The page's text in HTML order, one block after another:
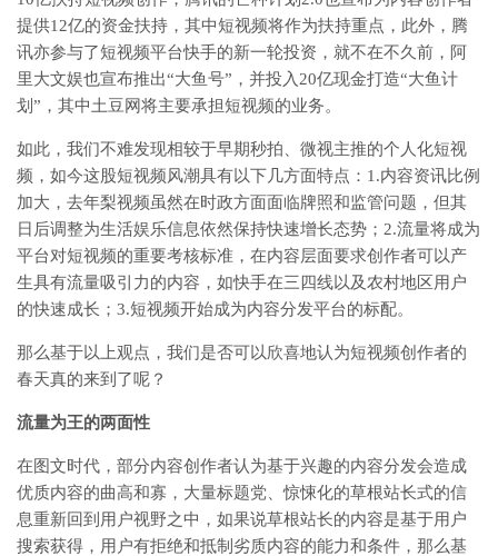
提供12亿的资金扶持，其中短视频将作为扶持重点，此外，腾
讯亦参与了短视频平台快手的新一轮投资，就不在不久前，阿
里大文娱也宣布推出“大鱼号”，并投入20亿现金打造“大鱼计
划”，其中土豆网将主要承担短视频的业务。
如此，我们不难发现相较于早期秒拍、微视主推的个人化短视
频，如今这股短视频风潮具有以下几方面特点：1.内容资讯比例
加大，去年梨视频虽然在时政方面面临牌照和监管问题，但其
日后调整为生活娱乐信息依然保持快速增长态势；2.流量将成为
平台对短视频的重要考核标准，在内容层面要求创作者可以产
生具有流量吸引力的内容，如快手在三四线以及农村地区用户
的快速成长；3.短视频开始成为内容分发平台的标配。
那么基于以上观点，我们是否可以欣喜地认为短视频创作者的
春天真的来到了呢？
流量为王的两面性
在图文时代，部分内容创作者认为基于兴趣的内容分发会造成
优质内容的曲高和寡，大量标题党、惊悚化的草根站长式的信
息重新回到用户视野之中，如果说草根站长的内容是基于用户
搜索获得，用户有拒绝和抵制劣质内容的能力和条件，那么基